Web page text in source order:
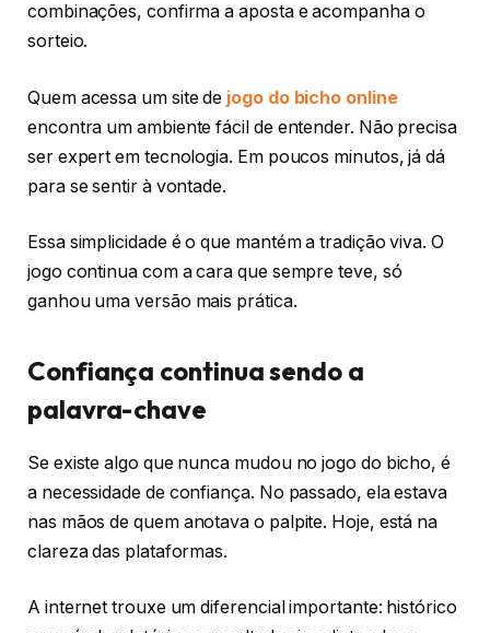
combinações, confirma a aposta e acompanha o
sorteio.
Quem acessa um site de jogo do bicho online
encontra um ambiente fácil de entender. Não precisa
ser expert em tecnologia. Em poucos minutos, já dá
para se sentir à vontade.
Essa simplicidade é o que mantém a tradição viva. O
jogo continua com a cara que sempre teve, só
ganhou uma versão mais prática.
Confiança continua sendo a
palavra-chave
Se existe algo que nunca mudou no jogo do bicho, é
a necessidade de confiança. No passado, ela estava
nas mãos de quem anotava o palpite. Hoje, está na
clareza das plataformas.
A internet trouxe um diferencial importante: histórico